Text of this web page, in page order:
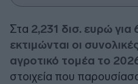
Στα 2,231 δισ. ευρώ
εκτιμώνται οι
αγροτικό τομέα το
στοιχεία που